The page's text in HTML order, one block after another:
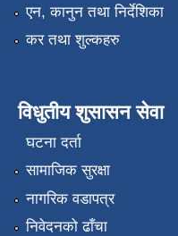
एन, कानुन तथा निर्देशिका
कर तथा शुल्कहरु
विधुतीय शुसासन सेवा
घटना दर्ता
सामाजिक सुरक्षा
नागरिक वडापत्र
निवेदनको ढाँचा